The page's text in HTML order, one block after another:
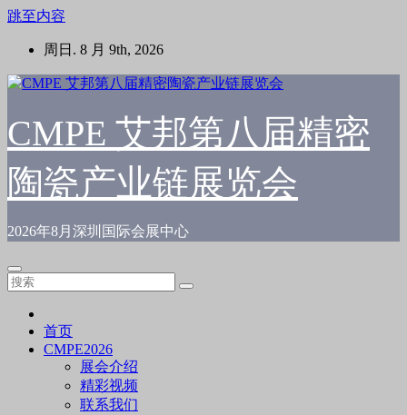
跳至内容
周日. 8 月 9th, 2026
CMPE 艾邦第八届精密
陶瓷产业链展览会
2026年8月深圳国际会展中心
首页
CMPE2026
展会介绍
精彩视频
联系我们